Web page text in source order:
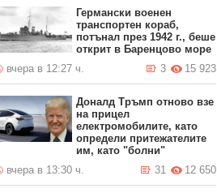
Германски военен
транспортен кораб,
потънал през 1942 г., беше
открит в Баренцово море
вчера в 12:27 ч.
15 923
3
Доналд Тръмп отново взе
на прицел
електромобилите, като
определи притежателите
им, като "болни"
вчера в 13:30 ч.
12 650
31